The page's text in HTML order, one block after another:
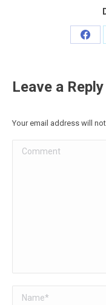
Leave a Reply
Your email address will
Comment
Name *